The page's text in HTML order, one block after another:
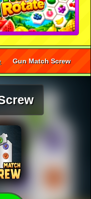
Gun Match Screw